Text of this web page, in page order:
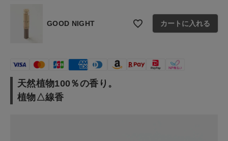
GOOD NIGHT カートに入れる
天然植物100％の香り。
植物△線香